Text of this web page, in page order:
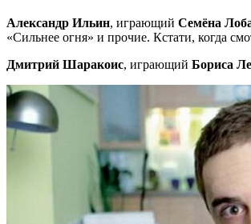
Александр Ильин, играющий Семёна
«Сильнее огня» и прочие. Кстати, когда
Дмитрий Шаракоис, играющий Бориса